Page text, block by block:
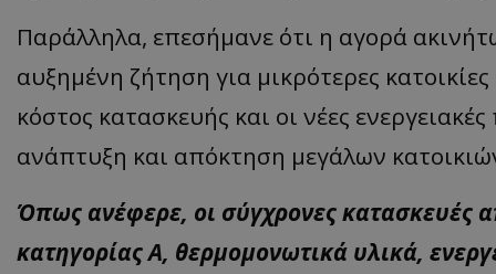
Παράλληλα, επεσήμανε ότι η αγορά
αυξημένη ζήτηση για μικρότερες
κόστος κατασκευής και οι νέες
ανάπτυξη και απόκτηση μεγάλων
Όπως ανέφερε, οι σύγχρονες κατασκευές
κατηγορίας Α, θερμομονωτικά υλικά,